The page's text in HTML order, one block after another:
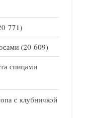
771)
(20 609)
спицами
с клубничкой